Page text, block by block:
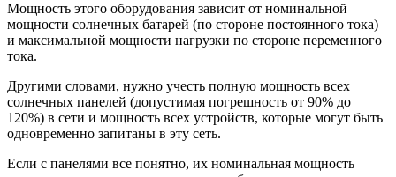
Мощность этого оборудования зависит от номинальной
мощности солнечных батарей (по стороне постоянного тока)
и максимальной мощности нагрузки по стороне переменного
тока.
Другими словами, нужно учесть полную мощность всех
солнечных панелей (допустимая погрешность от 90% до
120%) в сети и мощность всех устройств, которые могут быть
одновременно запитаны в эту сеть.
Если с панелями все понятно, их номинальная мощность